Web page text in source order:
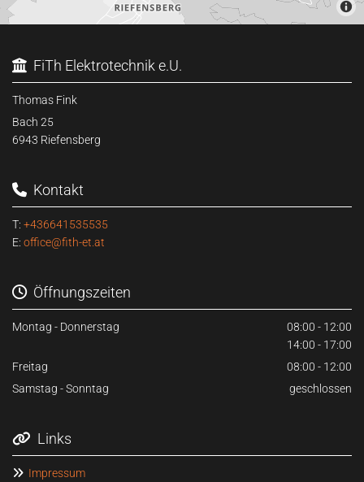
 FiTh Elektrotechnik e.U.
Thomas Fink
Bach 25
6943 Riefensberg
 Kontakt
T: +436641535535
E: office@fith-et.at
Öffnungszeiten
Montag - Donnerstag
08:00 - 12:00
14:00 - 17:00
Freitag
08:00 - 12:00
Samstag - Sonntag
geschlossen
 Links
 Impressum